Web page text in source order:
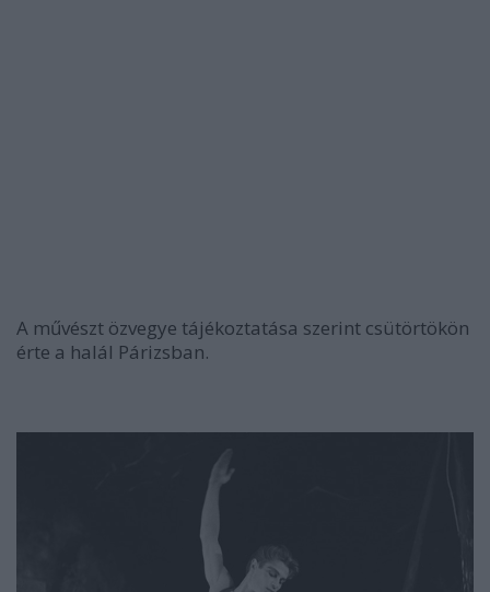
A művészt özvegye tájékoztatása szerint csütörtökön
érte a halál Párizsban.